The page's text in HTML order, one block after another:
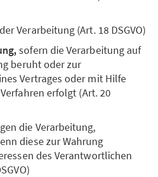
Verarbeitung (Art. 18 DSGVO)
sofern die Verarbeitung auf
beruht oder zur
Vertrages oder mit Hilfe
erfolgt (Art. 20
die Verarbeitung,
diese zur Wahrung
des Verantwortlichen